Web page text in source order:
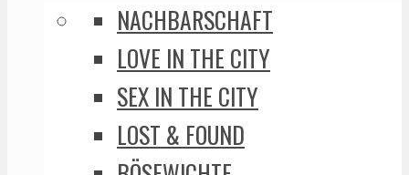
NACHBARSCHAFT
LOVE IN THE CITY
SEX IN THE CITY
LOST & FOUND